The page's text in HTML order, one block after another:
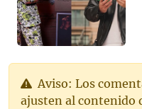
Aviso: Los
ajusten al contenido